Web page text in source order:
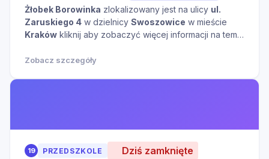
Żłobek Borowinka zlokalizowany jest na ulicy ul.
Zaruskiego 4 w dzielnicy Swoszowice w mieście
Kraków kliknij aby zobaczyć więcej informacji na temat
Zobacz szczegóły
19 PRZEDSZKOLE Dziś zamknięte